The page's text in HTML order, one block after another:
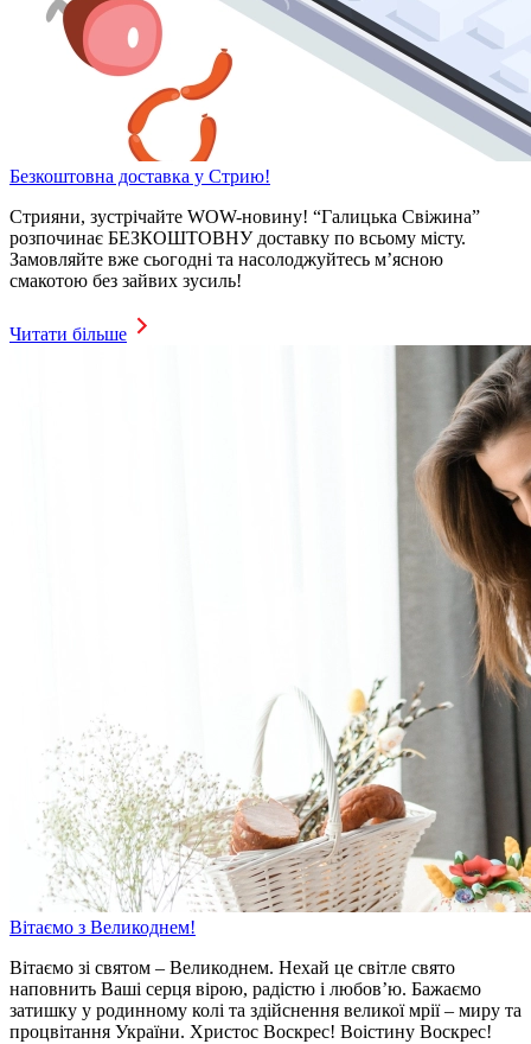
Безкоштовна доставка у Стрию!
Стрияни, зустрічайте WOW-новину! “Галицька Свіжина”
розпочинає БЕЗКОШТОВНУ доставку по всьому місту.
Замовляйте вже сьогодні та насолоджуйтесь м’ясною
смакотою без зайвих зусиль!
Читати більше
Вітаємо з Великоднем!
Вітаємо зі святом – Великоднем. Нехай це світле свято
наповнить Ваші серця вірою, радістю і любов’ю. Бажаємо
затишку у родинному колі та здійснення великої мрії – миру та
процвітання України. Христос Воскрес! Воістину Воскрес!